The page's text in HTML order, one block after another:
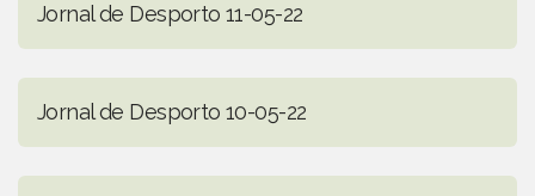
Jornal de Desporto 11-05-22
Jornal de Desporto 10-05-22